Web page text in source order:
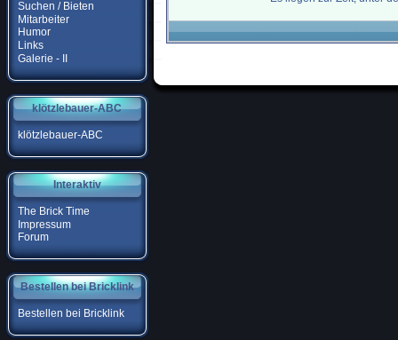
Suchen / Bieten
Mitarbeiter
Humor
Links
Galerie - II
klötzlebauer-ABC
klötzlebauer-ABC
Interaktiv
The Brick Time
Impressum
Forum
Bestellen bei Bricklink
Bestellen bei Bricklink